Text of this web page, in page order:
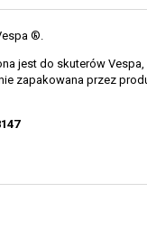
®.
jest do skuterów
zapakowana przez